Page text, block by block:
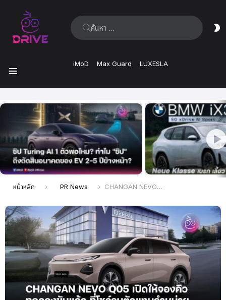
ค้นหา:
iMoD Max Guard LUXESLA
ล่าสุด
คุณอยู่ที่นี่:
หน้าหลัก PR News CHANGAN NEVO Q05 พร้อมให้สัมผัสจริงและจองคิวทดลองขับได้แล้ววันนี้ ที่โชว์รูมตัวแทนจำหน่าย CHANGAN ทั่วประเทศ